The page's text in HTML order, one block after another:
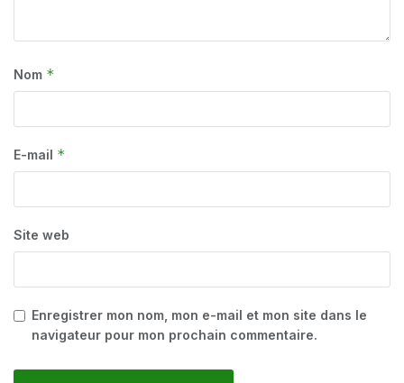
Nom *
E-mail *
Site web
Enregistrer mon nom, mon e-mail et mon site dans le
navigateur pour mon prochain commentaire.